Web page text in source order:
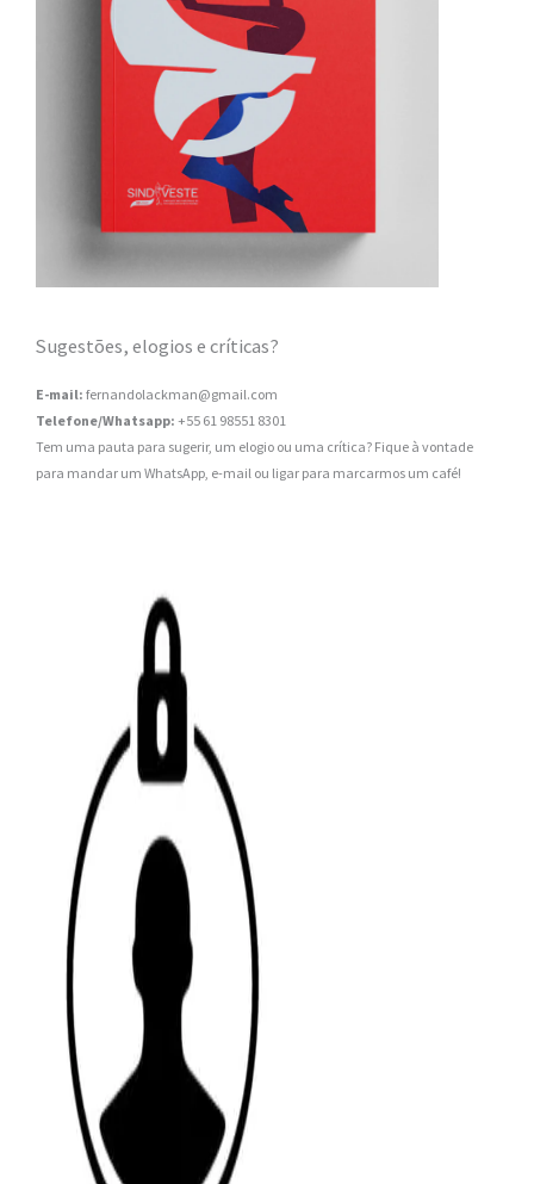
Sugestões, elogios e críticas?
E-mail: fernandolackman@gmail.com
Telefone/Whatsapp: +55 61 98551 8301
Tem uma pauta para sugerir, um elogio ou uma crítica? Fique à vontade
para mandar um WhatsApp, e-mail ou ligar para marcarmos um café!